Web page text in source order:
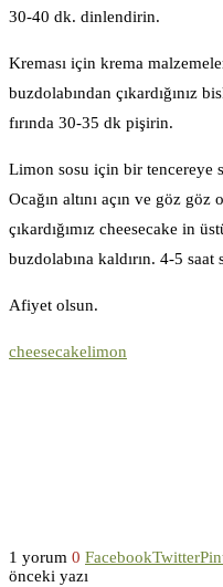
30-40 dk. dinlendirin.
Kreması için krema
buzdolabından çıkardığınız
fırında 30-35 dk pişirin.
Limon sosu için bir tencereye
Ocağın altını açın ve göz göz
çıkardığımız cheesecake in
buzdolabına kaldırın. 4-5
Afiyet olsun.
cheesecakelimon
1 yorum 0 FacebookTwitter
önceki yazı